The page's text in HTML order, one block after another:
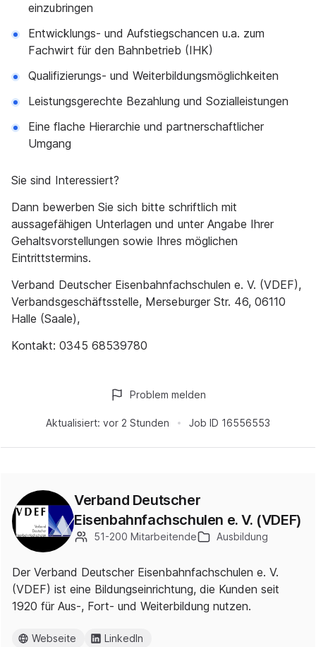
einzubringen
Entwicklungs- und Aufstiegschancen u.a. zum
Fachwirt für den Bahnbetrieb (IHK)
Qualifizierungs- und Weiterbildungsmöglichkeiten
Leistungsgerechte Bezahlung und Sozialleistungen
Eine flache Hierarchie und partnerschaftlicher
Umgang
Sie sind Interessiert?
Dann bewerben Sie sich bitte schriftlich mit
aussagefähigen Unterlagen und unter Angabe Ihrer
Gehaltsvorstellungen sowie Ihres möglichen
Eintrittstermins.
Verband Deutscher Eisenbahnfachschulen e. V. (VDEF),
Verbandsgeschäftsstelle, Merseburger Str. 46, 06110
Halle (Saale),
Kontakt: 0345 68539780
Aktualisiert: vor 2 Stunden Job ID 16556553
Problem melden
Verband Deutscher
Eisenbahnfachschulen e. V. (VDEF)
51-200 Mitarbeitende Ausbildung
Der Verband Deutscher Eisenbahnfachschulen e. V.
(VDEF) ist eine Bildungseinrichtung, die Kunden seit
1920 für Aus-, Fort- und Weiterbildung nutzen.
Webseite LinkedIn